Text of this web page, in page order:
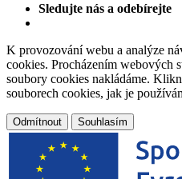
Sledujte nás a odebírejte
K provozování webu a analýze
cookies. Procházením webových
soubory cookies nakládáme.
souborech cookies, jak je
Odmítnout Souhlasím